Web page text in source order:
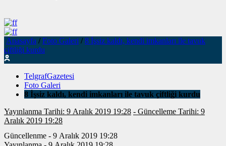
Anasayfa / Foto Galeri / 8 İşsiz kaldı, kendi imkanları ile tavuk
çiftliği kurdu
TelgrafGazetesi
Foto Galeri
8 İşsiz kaldı, kendi imkanları ile tavuk çiftliği kurdu
Yayınlanma Tarihi: 9 Aralık 2019 19:28 - Güncelleme Tarihi: 9
Aralık 2019 19:28
Güncellenme - 9 Aralık 2019 19:28